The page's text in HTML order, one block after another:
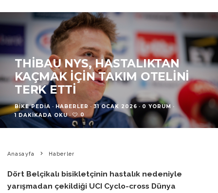
THIBAU NYS, HASTALIKTAN
KAÇMAK IÇIN TAKIM OTELINI
TERK ETTI
BIKE PEDIA · HABERLER · 31 OCAK 2026 · 0 YORUM ·
1 DAKIKADA OKU · 0
Anasayfa Haberler
Dört Belçikalı bisikletçinin hastalık nedeniyle
yarışmadan çekildiği UCI Cyclo-cross Dünya